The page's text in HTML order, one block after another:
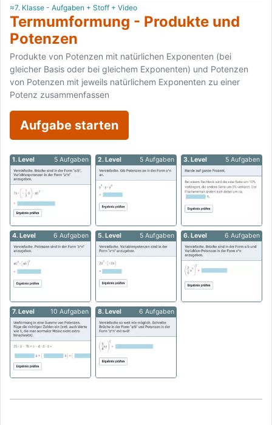
≈7. Klasse - Aufgaben + Stoff + Video
Termumformung - Produkte und
Potenzen
Produkte von Potenzen mit natürlichen Exponenten (bei
gleicher Basis oder bei gleichem Exponenten) und Potenzen
von Potenzen mit jeweils natürlichem Exponenten zu einer
Potenz zusammenfassen
Aufgabe starten
1. Level 5 Aufgaben 2. Level 5 Aufgaben 3. Level 5 Aufgaben
4. Level 6 Aufgaben 5. Level 5 Aufgaben 6. Level 6 Aufgaben
7. Level 10 Aufgaben 8. Level 6 Aufgaben